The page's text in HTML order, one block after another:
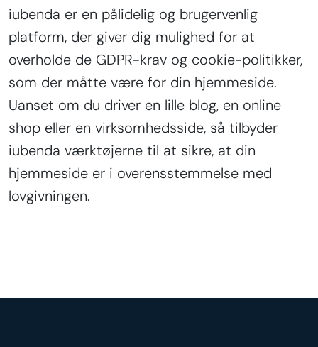
iubenda er en pålidelig og brugervenlig
platform, der giver dig mulighed for at
overholde de GDPR-krav og cookie-politikker,
som der måtte være for din hjemmeside.
Uanset om du driver en lille blog, en online
shop eller en virksomhedsside, så tilbyder
iubenda værktøjerne til at sikre, at din
hjemmeside er i overensstemmelse med
lovgivningen.